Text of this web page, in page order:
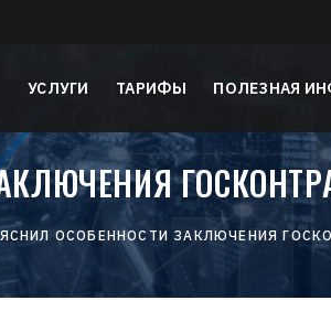
УСЛУГИ ТАРИФЫ ПОЛЕЗНАЯ
ОСОБЕННОСТИ ЗАКЛЮЧЕНИЯ